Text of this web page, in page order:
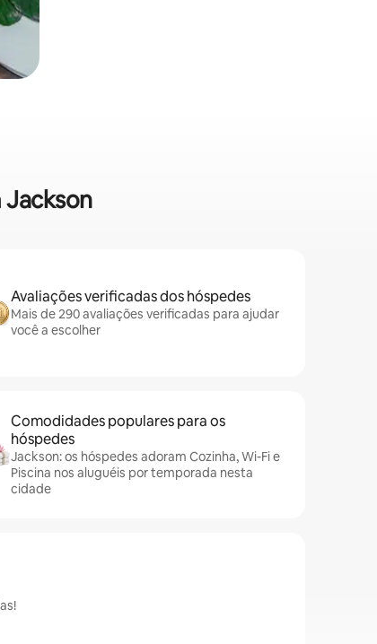
Avaliações verificadas dos hóspedes
Mais de 290 avaliações verificadas para ajudar
você a escolher
Comodidades populares para os
hóspedes
Jackson: os hóspedes adoram Cozinha, Wi-Fi e
Piscina nos aluguéis por temporada nesta
cidade